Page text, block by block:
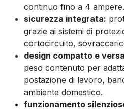
continuo fino a 4 ampere.
sicurezza integrata:
grazie ai sistemi di
cortocircuito,
design compatto e
peso contenuto per
postazione di lavoro,
ambiente domestico.
funzionamento